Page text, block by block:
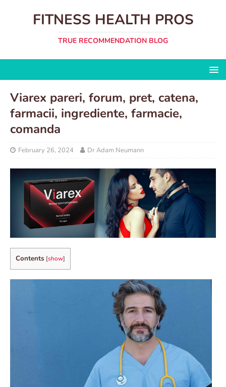
FITNESS HEALTH PROS
TRUE RECOMMENDATION BLOG
Viarex pareri, forum, pret, catena,
farmacii, ingrediente, farmacie,
comanda
February 26, 2024 Dr Adam Neumann
Contents [show]